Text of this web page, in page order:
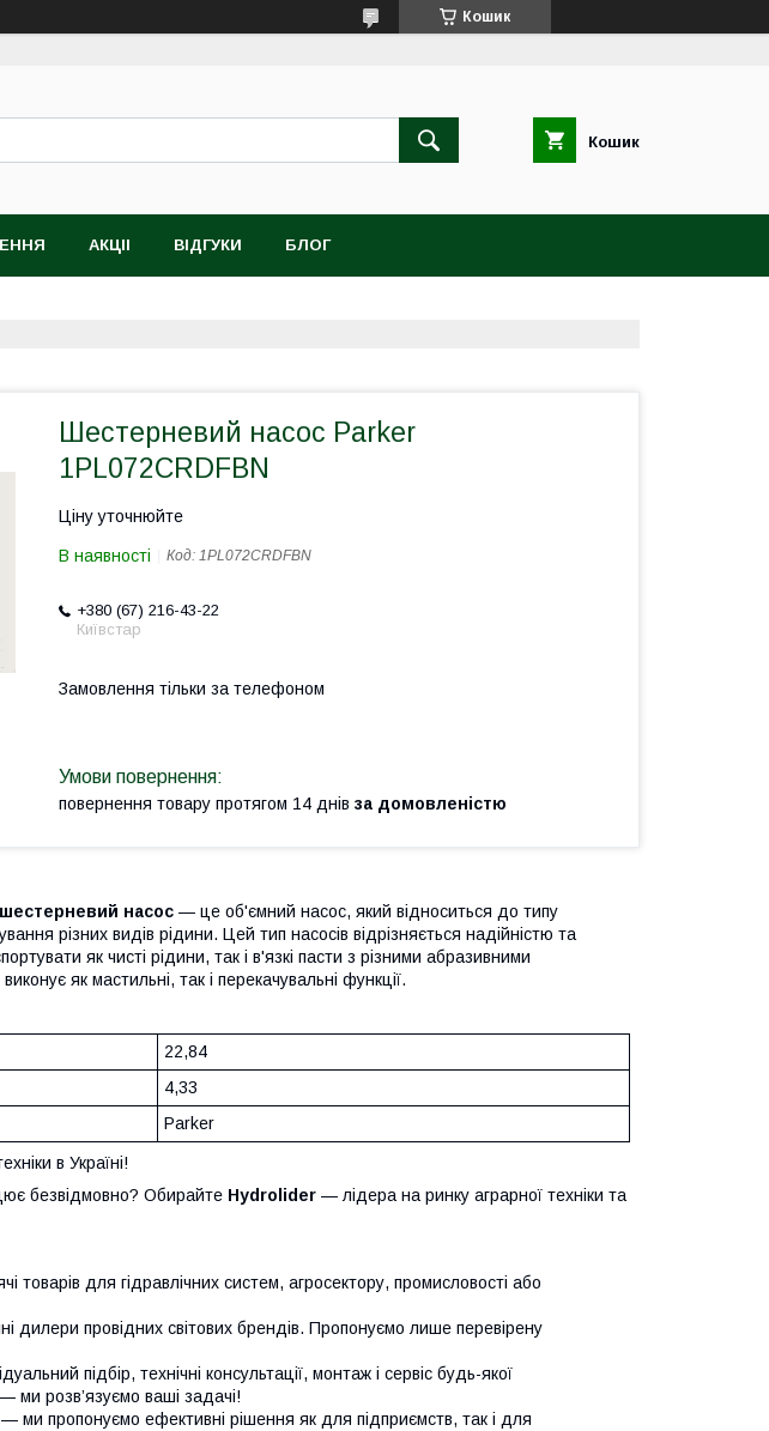
Кошик
Кошик
АКЦІІ ВІДГУКИ БЛОГ
Шестерневий насос Parker
1PL072CRDFBN
Ціну уточнюйте
В наявності Код: 1PL072CRDFBN
+380 (67) 216-43-22
Київстар
Замовлення тільки за телефоном
повернення товару протягом 14 днів за домовленістю
шестерневий насос — це об'ємний насос, який відноситься до типу
різних видів рідини. Цей тип насосів відрізняється надійністю та
як чисті рідини, так і в'язкі пасти з різними абразивними
як мастильні, так і перекачувальні функції.
22,84
4,33
Parker
в Україні!
безвідмовно? Обирайте Hydrolider — лідера на ринку аграрної техніки та
товарів для гідравлічних систем, агросектору, промисловості або
дилери провідних світових брендів. Пропонуємо лише перевірену
підбір, технічні консультації, монтаж і сервіс будь-якої
ми розв’язуємо ваші задачі!
— ми пропонуємо ефективні рішення як для підприємств, так і для